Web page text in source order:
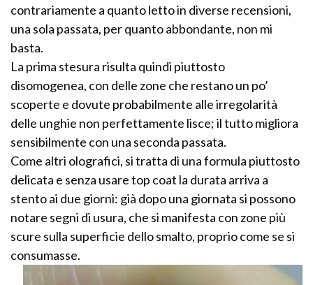
contrariamente a quanto letto in diverse recensioni,
una sola passata, per quanto abbondante, non mi
basta.
La prima stesura risulta quindi piuttosto
disomogenea, con delle zone che restano un po’
scoperte e dovute probabilmente alle irregolarità
delle unghie non perfettamente lisce; il tutto migliora
sensibilmente con una seconda passata.
Come altri olografici, si tratta di una formula piuttosto
delicata e senza usare top coat la durata arriva a
stento ai due giorni: già dopo una giornata si possono
notare segni di usura, che si manifesta con zone più
scure sulla superficie dello smalto, proprio come se si
consumasse.